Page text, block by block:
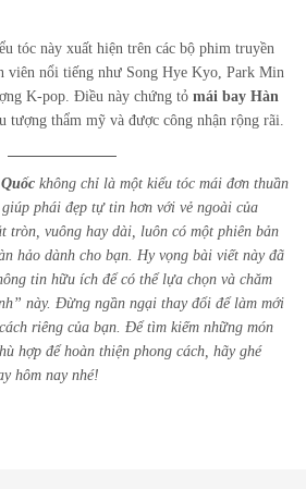
tóc này xuất hiện trên các bộ phim truyền
viên nổi tiếng như Song Hye Kyo, Park Min
K-pop. Điều này chứng tỏ mái bay Hàn
tượng thẩm mỹ và được công nhận rộng rãi.
không chỉ là một kiểu tóc mái đơn thuần
phái đẹp tự tin hơn với vẻ ngoài của
tròn, vuông hay dài, luôn có một phiên bản
hảo dành cho bạn. Hy vọng bài viết này đã
tin hữu ích để có thể lựa chọn và chăm
này. Đừng ngần ngại thay đổi để làm mới
riêng của bạn. Để tìm kiếm những món
hợp để hoàn thiện phong cách, hãy ghé
hôm nay nhé!